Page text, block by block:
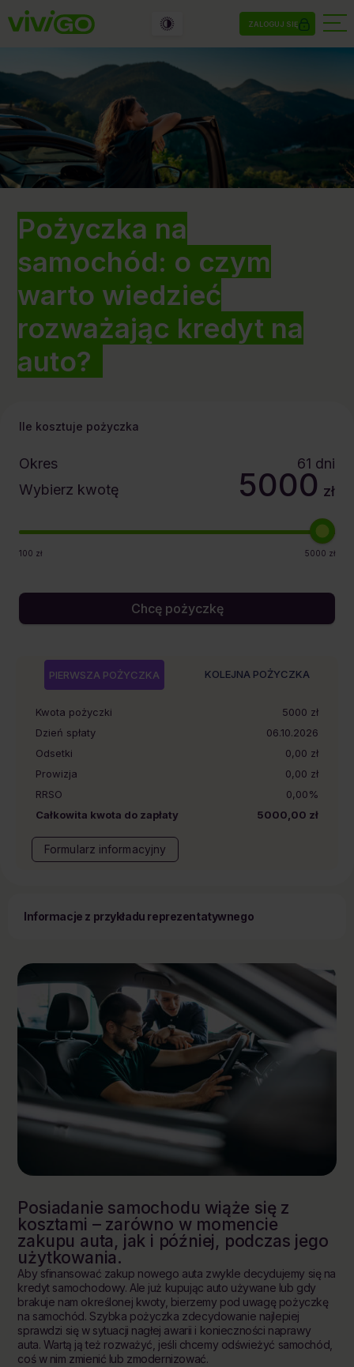
ZALOGUJ SIĘ
Pożyczka na
samochód: o czym
warto wiedzieć
rozważając kredyt na
auto?
Ile kosztuje pożyczka
Okres 61 dni
Wybierz kwotę
5000 zł
100 zł 5000 zł
Chcę pożyczkę
PIERWSZA POŻYCZKA KOLEJNA POŻYCZKA
Kwota pożyczki 5000 zł
Dzień spłaty
06.10.2026
Odsetki
0,00 zł
Prowizja
0,00 zł
RRSO
0,00%
Całkowita kwota do zapłaty
5000,00 zł
Formularz informacyjny
Informacje z przykładu reprezentatywnego
Posiadanie samochodu wiąże się z
kosztami – zarówno w momencie
zakupu auta, jak i później, podczas jego
użytkowania.
Aby sfinansować zakup nowego auta zwykle decydujemy się na
kredyt samochodowy. Ale już kupując auto używane lub gdy
brakuje nam określonej kwoty, bierzemy pod uwagę pożyczkę
na samochód. Szybka pożyczka zdecydowanie najlepiej
sprawdzi się w sytuacji nagłej awarii i konieczności naprawy
auta. Wartą ją też rozważyć, jeśli chcemy odświeżyć samochód,
coś w nim zmienić lub zmodernizować.